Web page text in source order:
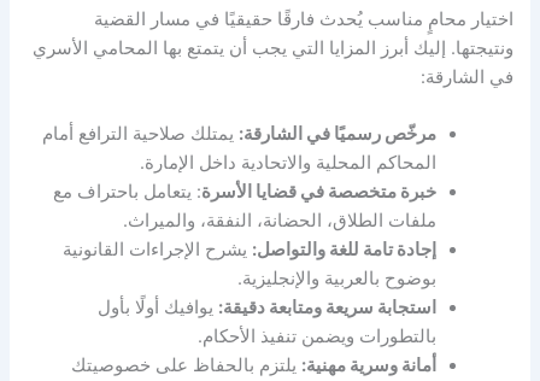
اختيار محامٍ مناسب يُحدث فارقًا حقيقيًا في مسار القضية
ونتيجتها. إليك أبرز المزايا التي يجب أن يتمتع بها المحامي الأسري
في الشارقة:
مرخّص رسميًا في الشارقة: يمتلك صلاحية الترافع أمام
المحاكم المحلية والاتحادية داخل الإمارة.
خبرة متخصصة في قضايا الأسرة: يتعامل باحتراف مع
ملفات الطلاق، الحضانة، النفقة، والميراث.
إجادة تامة للغة والتواصل: يشرح الإجراءات القانونية
بوضوح بالعربية والإنجليزية.
استجابة سريعة ومتابعة دقيقة: يوافيك أولًا بأول
بالتطورات ويضمن تنفيذ الأحكام.
أمانة وسرية مهنية: يلتزم بالحفاظ على خصوصيتك